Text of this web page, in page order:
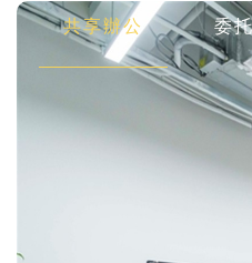
共享辦公 委